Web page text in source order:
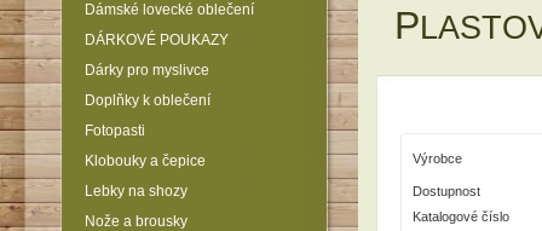
P
Výrobce
Dostupnost
Katalogové číslo
Dámské lovecké oblečení
DÁRKOVÉ POUKAZY
Dárky pro myslivce
Doplňky k oblečení
Fotopasti
Klobouky a čepice
Lebky na shozy
Nože a brousky